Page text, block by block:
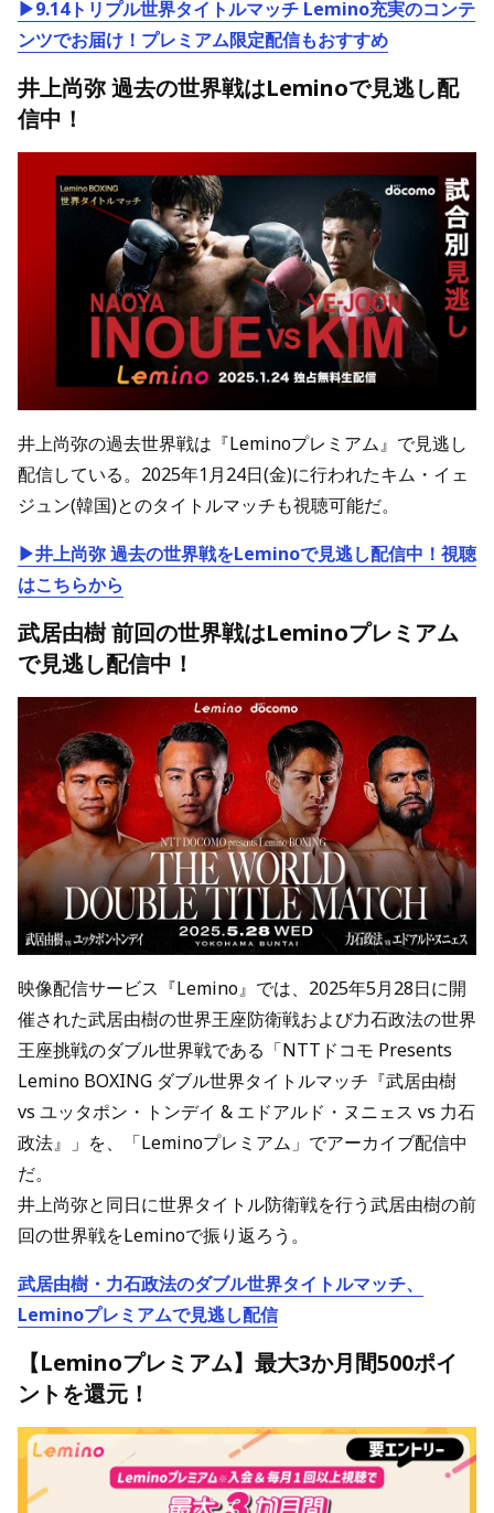
▶9.14トリプル世界タイトルマッチ Lemino充実のコンテ
ンツでお届け！プレミアム限定配信もおすすめ
井上尚弥 過去の世界戦はLeminoで見逃し配
信中！
井上尚弥の過去世界戦は『Leminoプレミアム』で見逃し
配信している。2025年1月24日(金)に行われたキム・イェ
ジュン(韓国)とのタイトルマッチも視聴可能だ。
▶井上尚弥 過去の世界戦をLeminoで見逃し配信中！視聴
はこちらから
武居由樹 前回の世界戦はLeminoプレミアム
で見逃し配信中！
映像配信サービス『Lemino』では、2025年5月28日に開
催された武居由樹の世界王座防衛戦および力石政法の世界
王座挑戦のダブル世界戦である「NTTドコモ Presents
Lemino BOXING ダブル世界タイトルマッチ『武居由樹
vs ユッタポン・トンデイ & エドアルド・ヌニェス vs 力石
政法』」を、「Leminoプレミアム」でアーカイブ配信中
だ。
井上尚弥と同日に世界タイトル防衛戦を行う武居由樹の前
回の世界戦をLeminoで振り返ろう。
武居由樹・力石政法のダブル世界タイトルマッチ、
Leminoプレミアムで見逃し配信
【Leminoプレミアム】最大3か月間500ポイ
ントを還元！